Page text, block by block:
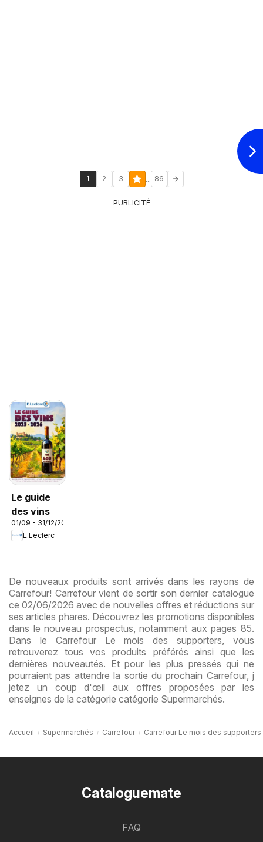
1 2 3 ... 86
PUBLICITÉ
Le guide
des vins
01/09 - 31/12/2026
E.Leclerc
De nouveaux produits sont arrivés dans les rayons de
Carrefour! Carrefour vient de sortir son dernier catalogue
ce 02/06/2026 avec de nouvelles offres et réductions sur
ses articles phares. Découvrez les promotions disponibles
dans le nouveau prospectus, notamment aux pages 85.
Dans le Carrefour Le mois des supporters, vous
retrouverez tous vos produits préférés ainsi que les
dernières nouveautés. Et pour les plus pressés qui ne
pourraient pas attendre la sortie du prochain Carrefour, j
jetez un coup d'œil aux offres proposées par les
enseignes de la catégorie catégorie Supermarchés.
Accueil Supermarchés Carrefour Carrefour Le mois des supporters
Cataloguemate
FAQ